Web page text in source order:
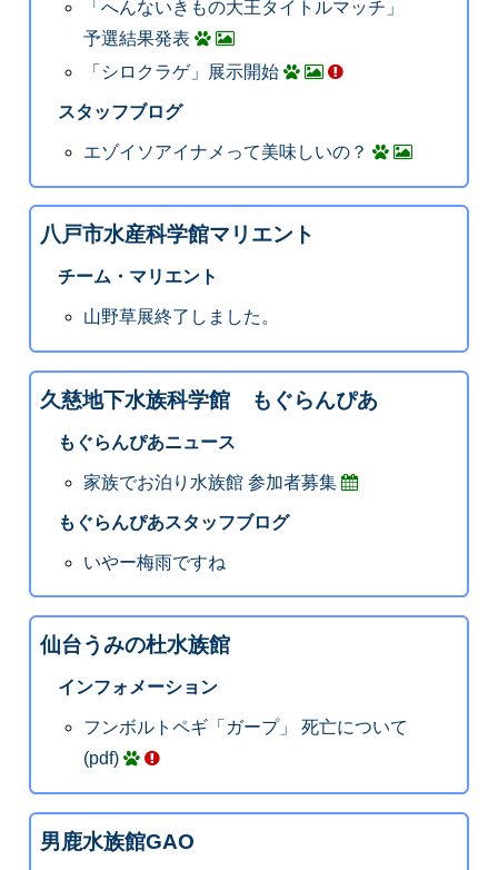
「へんないきもの大王タイトルマッチ」
予選結果発表
「シロクラゲ」展示開始
スタッフブログ
エゾイソアイナメって美味しいの？
八戸市水産科学館マリエント
チーム・マリエント
山野草展終了しました。
久慈地下水族科学館 もぐらんぴあ
もぐらんぴあニュース
家族でお泊り水族館 参加者募集
もぐらんぴあスタッフブログ
いやー梅雨ですね
仙台うみの杜水族館
インフォメーション
フンボルトペギ「ガープ」 死亡について
(pdf)
男鹿水族館GAO